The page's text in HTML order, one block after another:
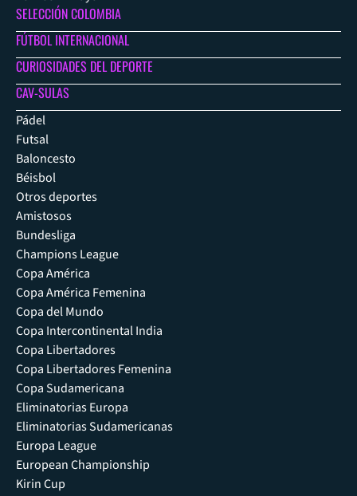
SELECCIÓN COLOMBIA
FÚTBOL INTERNACIONAL
CURIOSIDADES DEL DEPORTE
CAV-SULAS
Pádel
Futsal
Baloncesto
Béisbol
Otros deportes
Amistosos
Bundesliga
Champions League
Copa América
Copa América Femenina
Copa del Mundo
Copa Intercontinental India
Copa Libertadores
Copa Libertadores Femenina
Copa Sudamericana
Eliminatorias Europa
Eliminatorias Sudamericanas
Europa League
European Championship
Kirin Cup